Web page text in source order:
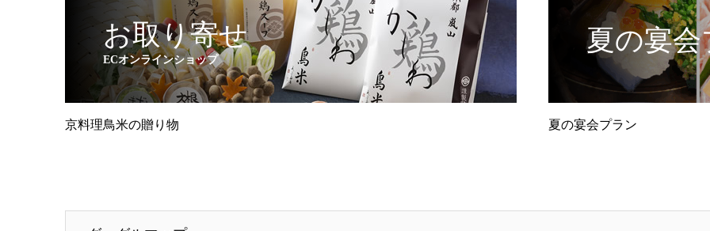
お取り寄せ
ECオンラインショップ
京料理鳥米の贈り物
夏の宴
夏の宴会プラン